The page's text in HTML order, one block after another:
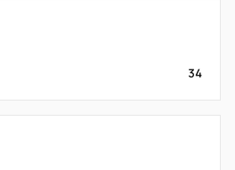
34